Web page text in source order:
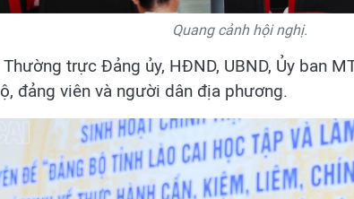
Quang cảnh hội nghị.
trực Đảng ủy, HĐND, UBND, Ủy ban
đảng viên và người dân địa phương.